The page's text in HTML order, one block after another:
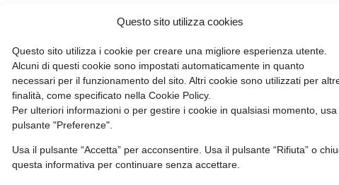
Questo sito utilizza cookies
Questo sito utilizza i cookie per creare una migliore esperienza utente.
Alcuni di questi cookie sono impostati automaticamente in quanto
necessari per il funzionamento del sito. Altri cookie sono utilizzati per
finalità, come specificato nella Cookie Policy.
Per ulteriori informazioni o per gestire i cookie in qualsiasi momento, usa
pulsante "Preferenze".
Usa il pulsante “Accetta” per acconsentire. Usa il pulsante “Rifiuta” o
questa informativa per continuare senza accettare.
conduzione di escavatori Idraulici, Caricatori Frontali e Terne